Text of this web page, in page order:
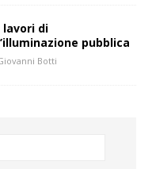
di
pubblica
Botti